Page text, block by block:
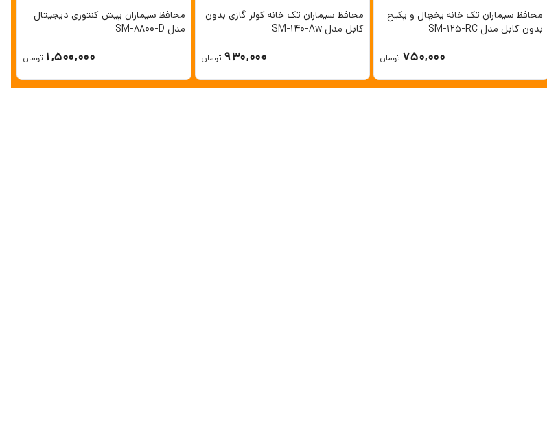
محافظ سیماران تک خانه یخچال و پکیج
بدون کابل مدل SM-125-RC
750,000 تومان
محافظ سیماران تک خانه کولر گازی بدون
کابل مدل SM-140-Aw
930,000 تومان
محافظ سیماران پیش کنتوری دیجیتال
مدل SM-8800-D
1,500,000 تومان